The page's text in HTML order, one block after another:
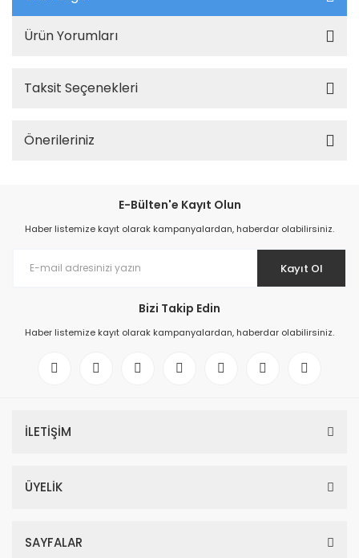
Ürün Yorumları
Taksit Seçenekleri
Önerileriniz
E-Bülten'e Kayıt Olun
Haber listemize kayıt olarak kampanyalardan, haberdar olabilirsiniz.
Kayıt Ol
Bizi Takip Edin
Haber listemize kayıt olarak kampanyalardan, haberdar olabilirsiniz.
İLETİŞİM
ÜYELİK
SAYFALAR